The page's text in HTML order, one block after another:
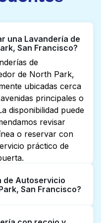
una Lavandería de
San Francisco?
de
de North Park,
ubicadas cerca
principales o
disponibilidad puede
revisar
o reservar con
práctico de
de Autoservicio
San Francisco?